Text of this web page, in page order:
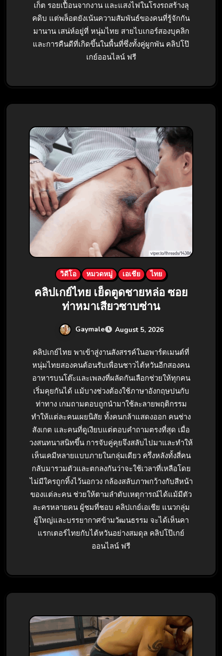
เก็ต รอยเปื้อนจากงาน และแสงไฟในโรงรถสร้างลุ
คดิบ แต่พล็อตยังเน้นความสัมพันธ์ของคนที่รู้จักกัน
มานาน เสน่ห์อยู่ที่ หนุ่มไทย สายไบเกอร์สองบุคลิก
และการคืนดีที่เกิดขึ้นในพื้นที่ซึ่งทั้งคู่ผูกพัน คลิปโป๊
เกย์ออนไลน์ ฟรี
วิดีโอ หมวดหมู่ เอเชีย ไทย
คลิปเกย์ไทย เย็ดตูดชายหล่อ ซอย
ท่าหมาเสียวซาบซ่าน
Gaymale August 5, 2026
คลิปเกย์ไทย พาเข้าสู่งานสังสรรค์ในอพาร์ตเมนต์ที่
หนุ่มไทยสองคนต้อนรับเพื่อนชาวไต้หวันอีกสองคน
อาหารบนโต๊ะและเพลงที่ผลัดกันเลือกช่วยให้ทุกคน
เริ่มคุยกันได้ แม้บางช่วงต้องใช้ภาษาอังกฤษปนกับ
ท่าทาง เกมถามตอบถูกนำมาใช้ละลายพฤติกรรม
ทำให้แต่ละคนเผยนิสัย ทั้งคนกล้าแสดงออก คนช่าง
สังเกต และคนที่ดูเงียบแต่ตอบคำถามตรงที่สุด เมื่อ
วงสนทนาสนิทขึ้น การจับคู่คุยจึงสลับไปมาและทำให้
เห็นเคมีหลายแบบภายในกลุ่มเดียว ครึ่งหลังทั้งสี่คน
กลับมารวมตัวและตกลงกันว่าจะใช้เวลาที่เหลือโดย
ไม่มีใครถูกทิ้งไว้นอกวง กล้องสลับภาพกว้างกับสีหน้า
ของแต่ละคน ช่วยให้ตามลำดับเหตุการณ์ได้แม้มีตัว
ละครหลายคน ผู้ชมที่ชอบ คลิปเกย์เอเชีย แนวกลุ่ม
ผู้ใหญ่และบรรยากาศข้ามวัฒนธรรม จะได้เห็นคา
แรกเตอร์ไทยกับไต้หวันอย่างสมดุล คลิปโป๊เกย์
ออนไลน์ ฟรี